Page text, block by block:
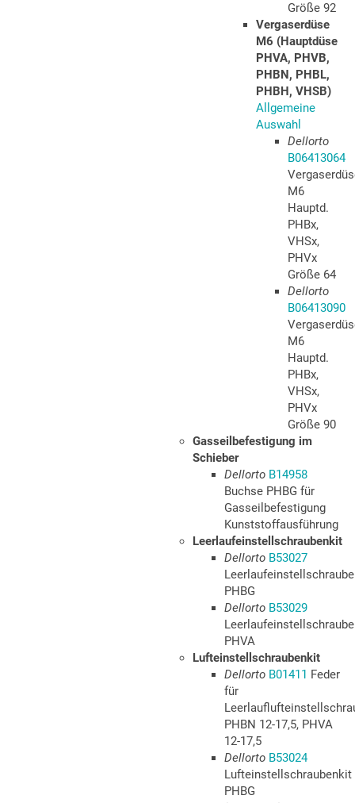
Größe 92
Vergaserdüse
M6 (Hauptdüse
PHVA, PHVB,
PHBN, PHBL,
PHBH, VHSB)
Allgemeine
Auswahl
Dellorto
B06413064
M6
Hauptd.
PHBx,
VHSx,
PHVx
Größe 64
Dellorto
B06413090
M6
Hauptd.
PHBx,
VHSx,
PHVx
Größe 90
Gasseilbefestigung im
Schieber
Dellorto B14958
Buchse PHBG für
Gasseilbefestigung
Kunststoffausführung
Leerlaufeinstellschraubenkit
Dellorto B53027
PHBG
Dellorto B53029
PHVA
Lufteinstellschraubenkit
Dellorto B01411 Feder
für
PHBN 12-17,5, PHVA
12-17,5
Dellorto B53024
Lufteinstellschraubenkit
PHBG